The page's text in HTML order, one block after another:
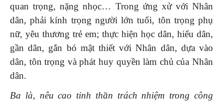
quan trọng, nặng nhọc… Trong ứng xử với Nhân
dân, phải kính trọng người lớn tuổi, tôn trọng phụ
nữ, yêu thương trẻ em; thực hiện học dân, hiểu dân,
gần dân, gắn bó mật thiết với Nhân dân, dựa vào
dân, tôn trọng và phát huy quyền làm chủ của Nhân
dân.
Ba là, nêu cao tinh thần trách nhiệm trong công